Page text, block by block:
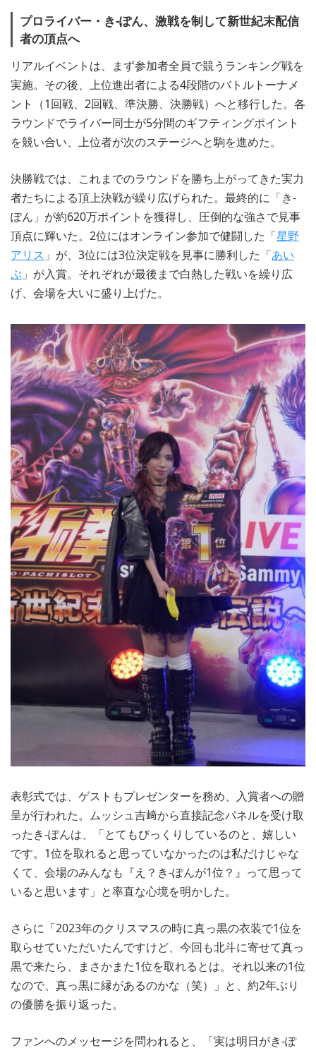
プロライバー・ き-ぽん、激戦を制して新世紀末配信
者の頂点へ
リアルイベントは、まず参加者全員で競うランキング戦を
実施。その後、上位進出者による4段階のバトルトーナメ
ント（1回戦、2回戦、準決勝、決勝戦）へと移行した。各
ラウンドでライバー同士が5分間のギフティングポイント
を競い合い、上位者が次のステージへと駒を進めた。
決勝戦では、これまでのラウンドを勝ち上がってきた実力
者たちによる頂上決戦が繰り広げられた。最終的に「き-
ぽん」が約620万ポイントを獲得し、圧倒的な強さで見事
頂点に輝いた。2位にはオンライン参加で健闘した「星野
アリス 」が、3位には3位決定戦を見事に勝利した「あい
ぷ 」が入賞。それぞれが最後まで白熱した戦いを繰り広
げ、会場を大いに盛り上げた。
表彰式では、ゲストもプレゼンターを務め、入賞者への贈
呈が行われた。ムッシュ吉﨑から直接記念パネルを受け取
ったき-ぽんは、「とてもびっくりしているのと、嬉しい
です。1位を取れると思っていなかったのは私だけじゃな
くて、会場のみんなも『え？き-ぽんが1位？』って思って
いると思います」と率直な心境を明かした。
さらに「2023年のクリスマスの時に真っ黒の衣装で1位を
取らせていただいたんですけど、今回も北斗に寄せて真っ
黒で来たら、まさかまた1位を取れるとは。それ以来の1位
なので、真っ黒に縁があるのかな（笑）」と、約2年ぶり
の優勝を振り返った。
ファンへのメッセージを問われると、「実は明日がき-ぽ